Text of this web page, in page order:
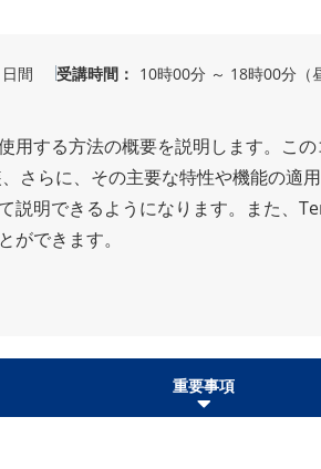
間 受講時間
10時00分 ～ 18時00分（
する方法の概要を説明します。この
らに、その主要な特性や機能の適
説明できるようになります。また、
できます。
重要事項